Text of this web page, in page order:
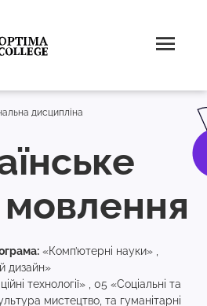
дисципліна
мовлення
«Комп’ютерні науки» ,
дизайн»
технології» , 05 «Соціальні та
мистецтво, та гуманітарні